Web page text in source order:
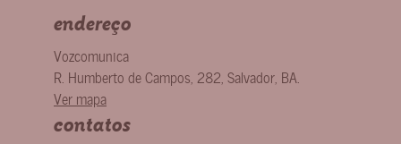
endereço
Vozcomunica
R. Humberto de Campos, 282 Salvador BA
Ver mapa
contatos